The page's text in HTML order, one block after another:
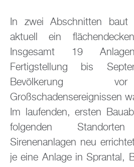
In zwei Abschnitten baut
aktuell ein
Insgesamt 19
Fertigstellung bis
Bevölkerung
Großschadensereignissen
Im laufenden, ersten
folgenden
Sirenenanlagen neu
je eine Anlage in Sprantal,